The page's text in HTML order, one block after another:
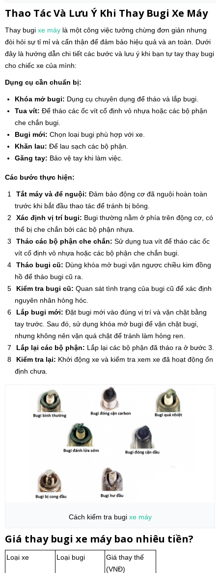
Thao Tác Và Lưu Ý Khi Thay Bugi Xe Máy
Thay bugi xe máy là một công việc tưởng chừng đơn giản nhưng
đòi hỏi sự tỉ mỉ và cẩn thận để đảm bảo hiệu quả và an toàn. Dưới
đây là hướng dẫn chi tiết các bước và lưu ý khi bạn tự tay thay bugi
cho chiếc xe của mình:
Dụng cụ cần chuẩn bị:
Khóa mở bugi: Dụng cụ chuyên dụng để tháo và lắp bugi.
Tua vít: Để tháo các ốc vít cố định vỏ nhựa hoặc các bộ phận
che chắn bugi.
Bugi mới: Chọn loại bugi phù hợp với xe.
Khăn lau: Để lau sạch các bộ phận.
Găng tay: Bảo vệ tay khi làm việc.
Các bước thực hiện:
Tắt máy và để nguội: Đảm bảo động cơ đã nguội hoàn toàn
trước khi bắt đầu thao tác để tránh bị bỏng.
Xác định vị trí bugi: Bugi thường nằm ở phía trên động cơ, có
thể bị che chắn bởi các bộ phận nhựa.
Tháo các bộ phận che chắn: Sử dụng tua vít để tháo các ốc
vít cố định vỏ nhựa hoặc các bộ phận che chắn bugi.
Tháo bugi cũ: Dùng khóa mở bugi vặn ngược chiều kim đồng
hồ để tháo bugi cũ ra.
Kiểm tra bugi cũ: Quan sát tình trạng của bugi cũ để xác định
nguyên nhân hỏng hóc.
Lắp bugi mới: Đặt bugi mới vào đúng vị trí và vặn chặt bằng
tay trước. Sau đó, sử dụng khóa mở bugi để vặn chặt bugi,
nhưng không nên vặn quá chặt để tránh làm hỏng ren.
Lắp lại các bộ phận: Lắp lại các bộ phận đã tháo ra ở bước 3.
Kiểm tra lại: Khởi động xe và kiểm tra xem xe đã hoạt động ổn
định chưa.
Cách kiểm tra bugi xe máy
Giá thay bugi xe máy bao nhiêu tiền?
Loại xe Loại bugi
Giá thay thế
(VNĐ)